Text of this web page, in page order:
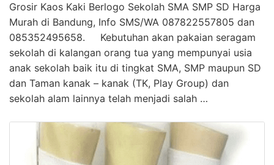
Grosir Kaos Kaki Berlogo Sekolah SMA SMP SD Harga
Murah di Bandung, Info SMS/WA 087822557805 dan
085352495658. Kebutuhan akan pakaian seragam
sekolah di kalangan orang tua yang mempunyai usia
anak sekolah baik itu di tingkat SMA, SMP maupun SD
dan Taman kanak – kanak (TK, Play Group) dan
sekolah alam lainnya telah menjadi salah …